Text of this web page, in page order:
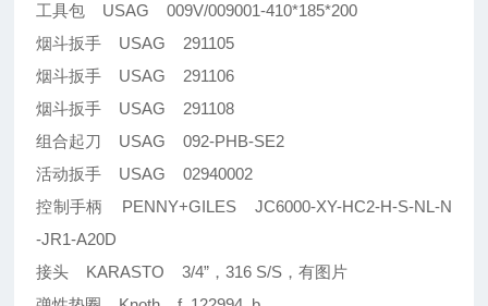
工具包 USAG 009V/009001-410*185*200
烟斗扳手 USAG 291105
烟斗扳手 USAG 291106
烟斗扳手 USAG 291108
组合起刀 USAG 092-PHB-SE2
活动扳手 USAG 02940002
控制手柄 PENNY+GILES JC6000-XY-HC2-H-S-NL-N
-JR1-A20D
接头 KARASTO 3/4”，316 S/S，有图片